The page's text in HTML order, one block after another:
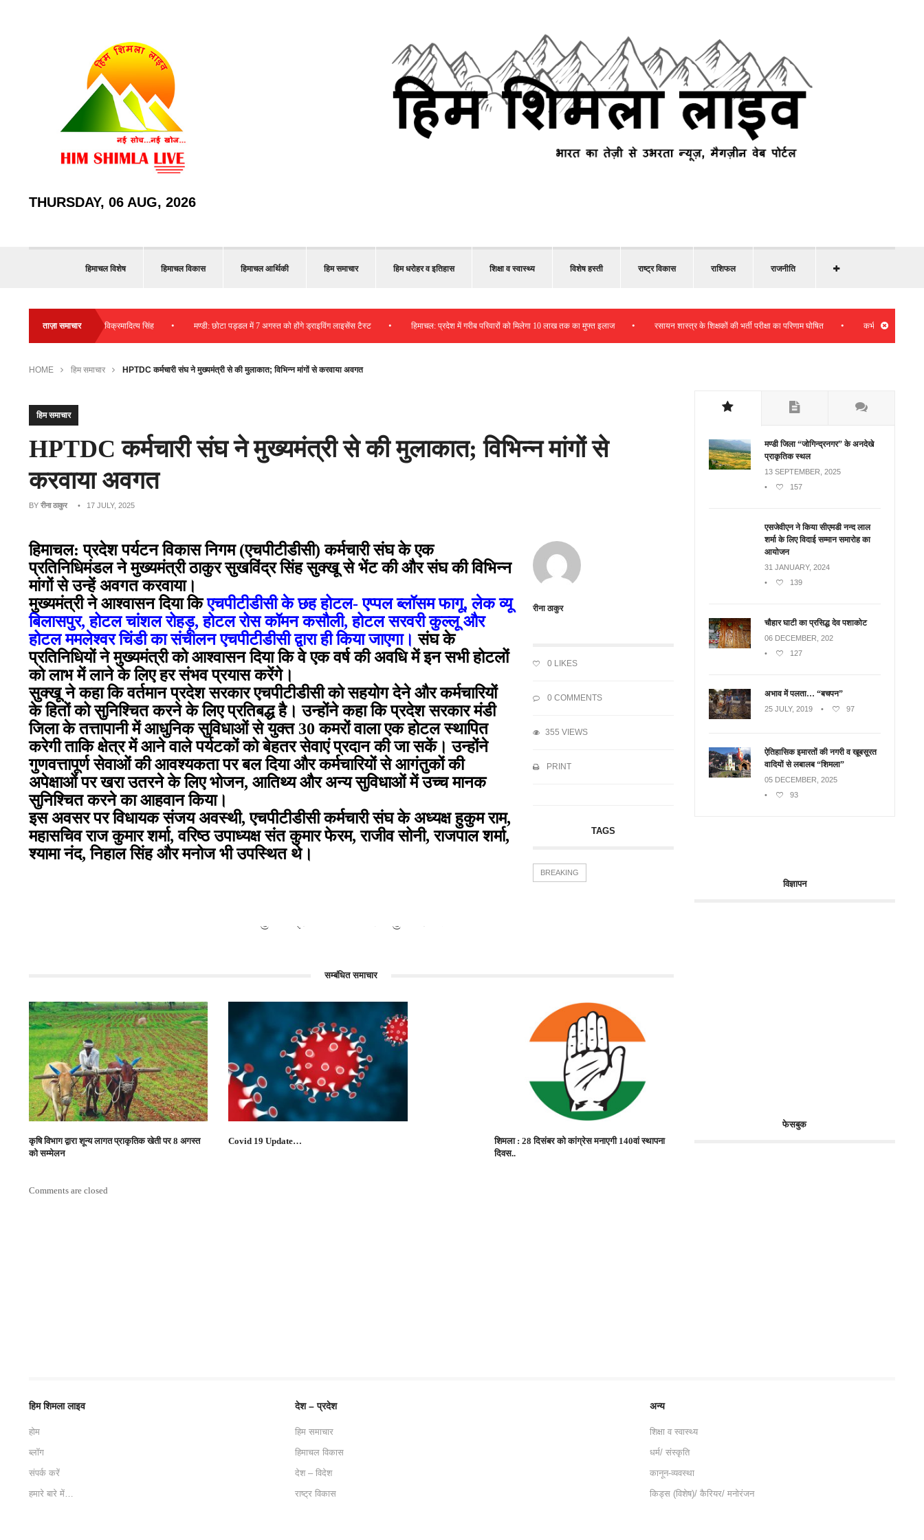
THURSDAY, 06 AUG, 2026
हिमाचल विशेष हिमाचल विकास हिमाचल आर्थिकी हिम समाचार हिम धरोहर व इतिहास शिक्षा व स्वास्थ्य विशेष हस्ती राष्ट्र विकास राशिफल राजनीति
ताज़ा समाचार
राशि की जा रही व्यय – विक्रमादित्य सिंह • मण्डी: छोटा पड्डल में 7 अगस्त को होंगे ड्राइविंग लाइसेंस टैस्ट • हिमाचल: प्रदेश में गरीब परिवारों को मिलेगा 10 लाख तक का मुफ्त इलाज • रसायन शास्त्र के शिक्षकों की भर्ती परीक्षा का परिणाम घोषित • कभी भी प्रदेश हितों के
HOME हिम समाचार HPTDC कर्मचारी संघ ने मुख्यमंत्री से की मुलाकात; विभिन्न मांगों से करवाया अवगत
हिम समाचार
HPTDC कर्मचारी संघ ने मुख्यमंत्री से की मुलाकात; विभिन्न मांगों से
करवाया अवगत
BY रीना ठाकुर • 17 JULY, 2025
रीना ठाकुर
0 LIKES
0 COMMENTS
355 VIEWS
PRINT
TAGS
BREAKING
हिमाचल: प्रदेश पर्यटन विकास निगम (एचपीटीडीसी) कर्मचारी संघ के एक
प्रतिनिधिमंडल ने मुख्यमंत्री ठाकुर सुखविंद्र सिंह सुक्खू से भेंट की और संघ की विभिन्न
मांगों से उन्हें अवगत करवाया।
मुख्यमंत्री ने आश्वासन दिया किएचपीटीडीसी के छह होटल- एप्पल ब्लॉसम फागू, लेक व्यू
बिलासपुर, होटल चांशल रोहड़ू, होटल रोस कॉमन कसौली, होटल सरवरी कुल्लू और
होटल ममलेश्वर चिंडी का संचालन एचपीटीडीसी द्वारा ही किया जाएगा। संघ के
प्रतिनिधियों ने मुख्यमंत्री को आश्वासन दिया कि वे एक वर्ष की अवधि में इन सभी होटलों
को लाभ में लाने के लिए हर संभव प्रयास करेंगे।
सुक्खू ने कहा कि वर्तमान प्रदेश सरकार एचपीटीडीसी को सहयोग देने और कर्मचारियों
के हितों को सुनिश्चित करने के लिए प्रतिबद्ध है। उन्होंने कहा कि प्रदेश सरकार मंडी
जिला के तत्तापानी में आधुनिक सुविधाओं से युक्त 30 कमरों वाला एक होटल स्थापित
करेगी ताकि क्षेत्र में आने वाले पर्यटकों को बेहतर सेवाएं प्रदान की जा सकें। उन्होंने
गुणवत्तापूर्ण सेवाओं की आवश्यकता पर बल दिया और कर्मचारियों से आगंतुकों की
अपेक्षाओं पर खरा उतरने के लिए भोजन, आतिथ्य और अन्य सुविधाओं में उच्च मानक
सुनिश्चित करने का आहवान किया।
इस अवसर पर विधायक संजय अवस्थी, एचपीटीडीसी कर्मचारी संघ के अध्यक्ष हुकुम राम,
महासचिव राज कुमार शर्मा, वरिष्ठ उपाध्यक्ष संत कुमार फेरम, राजीव सोनी, राजपाल शर्मा,
श्यामा नंद, निहाल सिंह और मनोज भी उपस्थित थे।
सम्बंधित समाचार
कृषि विभाग द्वारा शून्य लागत प्राकृतिक खेती पर 8 अगस्त
को सम्मेलन
Covid 19 Update…
शिमला : 28 दिसंबर को कांग्रेस मनाएगी 140वां स्थापना
दिवस..
Comments are closed
मण्डी जिला “जोगिन्द्रनगर” के अनदेखे
प्राकृतिक स्थल
13 SEPTEMBER, 2025
•
157
एसजेवीएन ने किया सीएमडी नन्‍द लाल
शर्मा के लिए विदाई सम्मान समारोह का
आयोजन
31 JANUARY, 2024
•
139
चौहार घाटी का प्रसिद्ध देव पशाकोट
06 DECEMBER, 202
•
127
अभाव में पलता… “बचपन”
25 JULY, 2019 • 97
ऐतिहासिक इमारतों की नगरी व खूबसूरत
वादियों से लबालब “शिमला”
05 DECEMBER, 2025
•
93
विज्ञापन
फेसबुक
हिम शिमला लाइव
होम
ब्लॉग
संपर्क करें
हमारे बारे में…
देश – प्रदेश
हिम समाचार
हिमाचल विकास
देश – विदेश
राष्ट्र विकास
अन्य
शिक्षा व स्वास्थ्य
धर्म/ संस्कृति
कानून-व्यवस्था
किड्स (विशेष)/ कैरियर/ मनोरंजन